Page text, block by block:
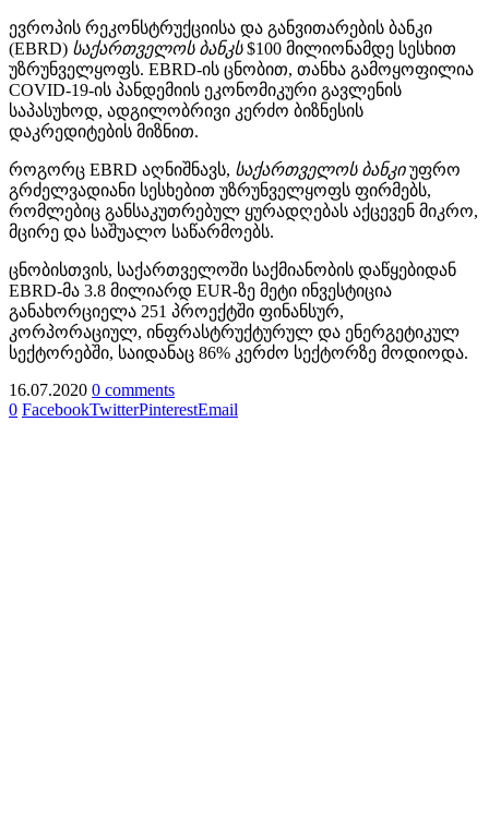
ევროპის რეკონსტრუქციისა და განვითარების ბანკი
(EBRD) საქართველოს ბანკს$100 მილიონამდე სესხით
უზრუნველყოფს. EBRD-ის ცნობით, თანხა გამოყოფილია
COVID-19-ის პანდემიის ეკონომიკური გავლენის
საპასუხოდ, ადგილობრივი კერძო ბიზნესის
დაკრედიტების მიზნით.
როგორც EBRD აღნიშნავს, საქართველოს ბანკიუფრო
გრძელვადიანი სესხებით უზრუნველყოფს ფირმებს,
რომლებიც განსაკუთრებულ ყურადღებას აქცევენ მიკრო,
მცირე და საშუალო საწარმოებს.
ცნობისთვის, საქართველოში საქმიანობის დაწყებიდან
EBRD-მა 3.8 მილიარდ EUR-ზე მეტი ინვესტიცია
განახორციელა 251 პროექტში ფინანსურ,
კორპორაციულ, ინფრასტრუქტურულ და ენერგეტიკულ
სექტორებში, საიდანაც 86% კერძო სექტორზე მოდიოდა.
16.07.2020 0 comments
0 FacebookTwitterPinterestEmail